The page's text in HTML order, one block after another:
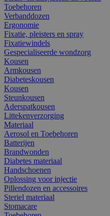
Toebehoren
Verbanddozen
Ergonomie
Fixatie, pleisters en spray
Fixatiewindels
Gespecialiseerde wondzorg
Kousen
Armkousen
Diabeteskousen
Kousen
Steunkousen
Aderspatkousen
Littekenverzorging
Materiaal
Aerosol en Toebehoren
Batterijen
Brandwonden
Diabetes materiaal
Handschoenen
Oplossing voor injectie
Pillendozen en accessoires
Steriel materiaal
Stomacare